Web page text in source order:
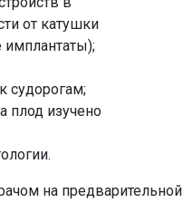
от катушки
имплантаты);
судорогам;
плод изучено
на предварительной